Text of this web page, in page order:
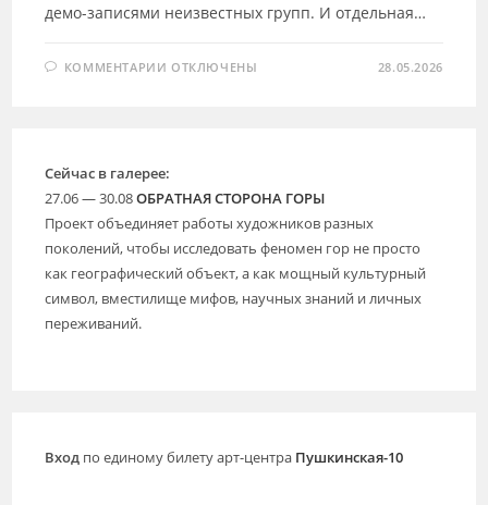
демо-записями неизвестных групп. И отдельная…
КОММЕНТАРИИ К
ДИСКОВ
И
ВИНИЛОВЫХ
ПЛАСТИНОК
ОТКЛЮЧЕНЫ 28.05.2026
Сейчас в галерее:
27.06 — 30.08ОБРАТНАЯ СТОРОНА ГОРЫ
Проект объединяет работы художников разных
поколений, чтобы исследовать феномен гор не просто
как географический объект, а как мощный культурный
символ, вместилище мифов, научных знаний и личных
переживаний.
Вход по единому билету арт-центра Пушкинская-10